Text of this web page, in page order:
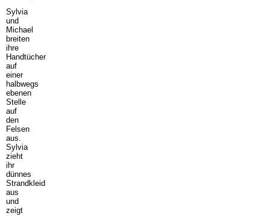
Sylvia
und
Michael
breiten
ihre
Handtücher
auf
einer
halbwegs
ebenen
Stelle
auf
den
Felsen
aus.
Sylvia
zieht
ihr
dünnes
Strandkleid
aus
und
zeigt